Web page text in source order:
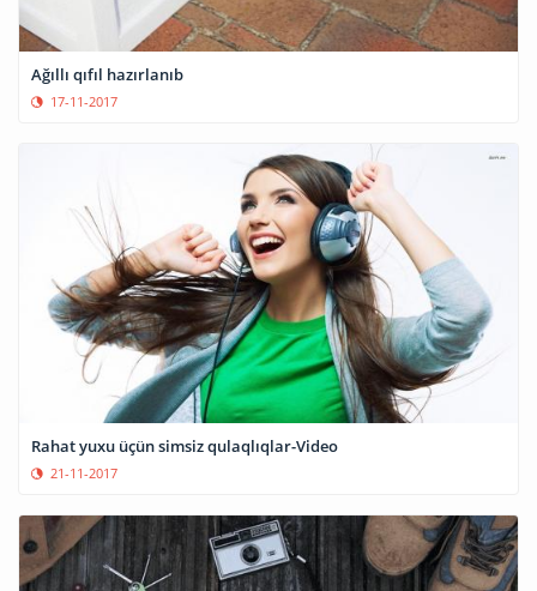
Ağıllı qıfıl hazırlanıb
17-11-2017
Rahat yuxu üçün simsiz qulaqlıqlar-Video
21-11-2017